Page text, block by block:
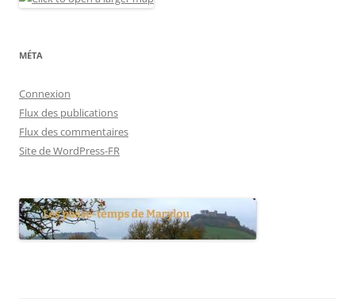
MÉTA
Connexion
Flux des publications
Flux des commentaires
Site de WordPress-FR